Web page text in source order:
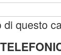
di questo